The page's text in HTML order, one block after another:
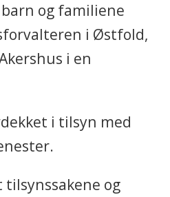
og familiene
i Østfold,
i en
i tilsyn med
og